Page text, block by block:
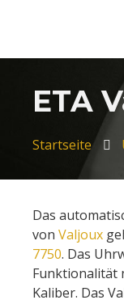
ETA
Startseite
Das
von Valjoux
7750. Das
Funktionalität
Kaliber. Das